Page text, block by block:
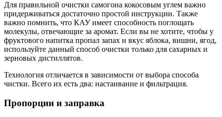
Для правильной очистки самогона кокосовым углем важно
придерживаться достаточно простой инструкции. Также
важно помнить, что КАУ имеет способность поглощать
молекулы, отвечающие за аромат. Если вы не хотите, чтобы у
фруктового напитка пропал запах и вкус яблока, вишни, ягод,
используйте данный способ очистки только для сахарных и
зерновых дистиллятов.
Технология отличается в зависимости от выбора способа
чистки. Всего их есть два: настаивание и фильтрация.
Пропорции и заправка